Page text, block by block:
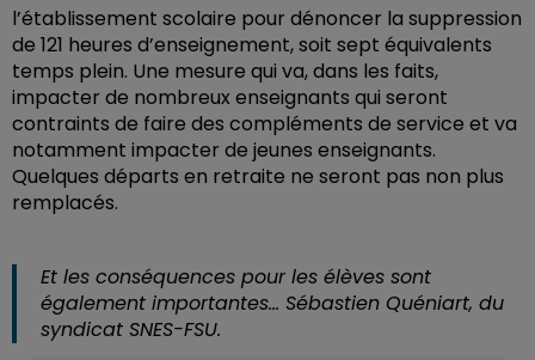
l’établissement scolaire pour dénoncer la suppression
de 121 heures d’enseignement, soit sept équivalents
temps plein. Une mesure qui va, dans les faits,
impacter de nombreux enseignants qui seront
contraints de faire des compléments de service et va
notamment impacter de jeunes enseignants.
Quelques départs en retraite ne seront pas non plus
remplacés.
Et les conséquences pour les élèves sont
également importantes… Sébastien Quéniart, du
syndicat SNES-FSU.